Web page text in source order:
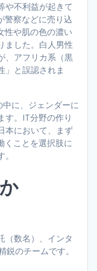
や不利益が起きて
警察などに売り込
性や肌の色の濃い
ました。白人男性
、アフリカ系（黒
」と誤認されま
中に、ジェンダーに
す。IT分野の作り
本において、まず
くことを選択肢に
（数名）、インタ
のチームです。